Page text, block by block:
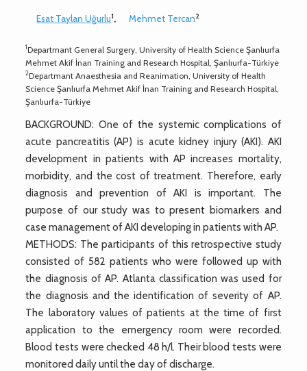
Esat Taylan Uğurlu1, Mehmet Tercan2
1Departmant General Surgery, University of Health Science Şanlıurfa
Mehmet Akif İnan Training and Research Hospital, Şanlıurfa-Türkiye
2Departmant Anaesthesia and Reanimation, University of Health
Science Şanlıurfa Mehmet Akif İnan Training and Research Hospital,
Şanlıurfa-Türkiye
BACKGROUND: One of the systemic complications of
acute pancreatitis (AP) is acute kidney injury (AKI). AKI
development in patients with AP increases mortality,
morbidity, and the cost of treatment. Therefore, early
diagnosis and prevention of AKI is important. The
purpose of our study was to present biomarkers and
case management of AKI developing in patients with AP.
METHODS: The participants of this retrospective study
consisted of 582 patients who were followed up with
the diagnosis of AP. Atlanta classification was used for
the diagnosis and the identification of severity of AP.
The laboratory values of patients at the time of first
application to the emergency room were recorded.
Blood tests were checked 48 h/l. Their blood tests were
monitored daily until the day of discharge.